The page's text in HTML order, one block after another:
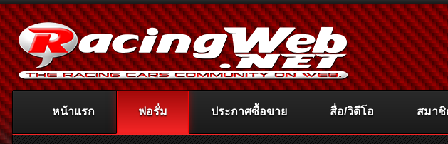
หน้าแรก ฟอรั่ม ประกาศซื้อขาย สื่อ/วิดีโอ สมาชิ